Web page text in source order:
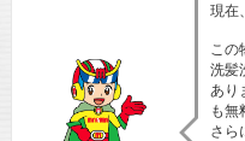
現在
この
洗髪
あり
も無
さら